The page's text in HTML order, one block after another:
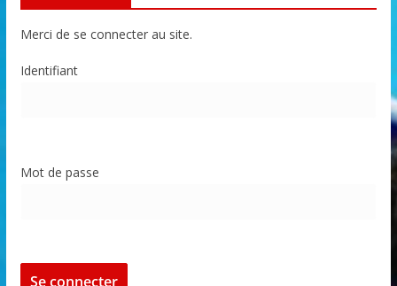
Merci de se connecter au site.
Identifiant
Mot de passe